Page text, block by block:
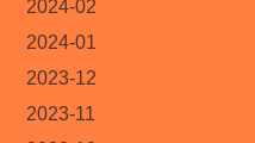
2024-02
2024-01
2023-12
2023-11